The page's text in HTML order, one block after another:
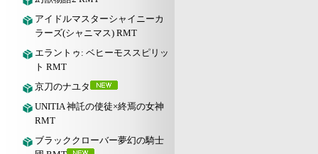
アイドルマスターシャイニーカ
ラーズ(シャニマス) RMT
エラントゥ: ベヒーモススピリッ
ト RMT
京刀のナユタ
UNITIA 神託の使徒×終焉の女神
RMT
ブラッククローバー夢幻の騎士